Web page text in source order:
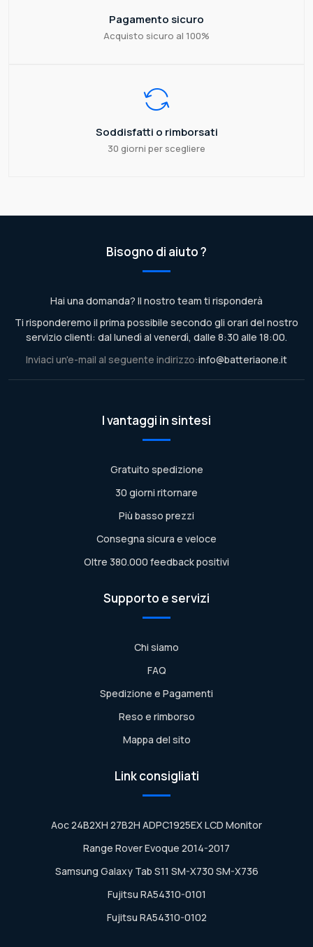
Pagamento sicuro
Acquisto sicuro al 100%
Soddisfatti o rimborsati
30 giorni per scegliere
Bisogno di aiuto ?
Hai una domanda? Il nostro team ti risponderà
Ti risponderemo il prima possibile secondo gli orari del nostro
servizio clienti: dal lunedì al venerdì, dalle 8:30 alle 18:00.
Inviaci un'e-mail al seguente indirizzo:info@batteriaone.it
I vantaggi in sintesi
Gratuito spedizione
30 giorni ritornare
Più basso prezzi
Consegna sicura e veloce
Oltre 380.000 feedback positivi
Supporto e servizi
Chi siamo
FAQ
Spedizione e Pagamenti
Reso e rimborso
Mappa del sito
Link consigliati
Aoc 24B2XH 27B2H ADPC1925EX LCD Monitor
Range Rover Evoque 2014-2017
Samsung Galaxy Tab S11 SM-X730 SM-X736
Fujitsu RA54310-0101
Fujitsu RA54310-0102